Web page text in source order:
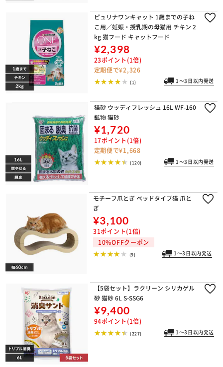
ピュリナワンキャット 1歳までの子ね
こ用／妊娠・授乳期の母猫用 チキン 2
kg 猫フード キャットフード
¥2,398
23ポイント(1倍)
定期便で¥2,326
(1) 1～3日以内発送
猫砂 ウッディフレッシュ 16L WF-160
鉱物 猫砂
¥1,720
17ポイント(1倍)
定期便で¥1,668
(120) 1～3日以内発送
モチーフ爪とぎ ベッドタイプ猫 爪と
ぎ
¥3,100
31ポイント(1倍)
10%OFFクーポン
(9) 1～3日以内発送
【5袋セット】ラクリーン シリカゲル
砂 猫砂 6L S-SSG6
¥9,400
94ポイント(1倍)
(227) 1～3日以内発送